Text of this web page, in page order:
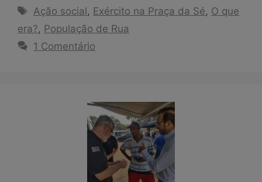
Tags
Ação social, Exército na Praça da Sé, O que
era?, População de Rua
1 Comentário